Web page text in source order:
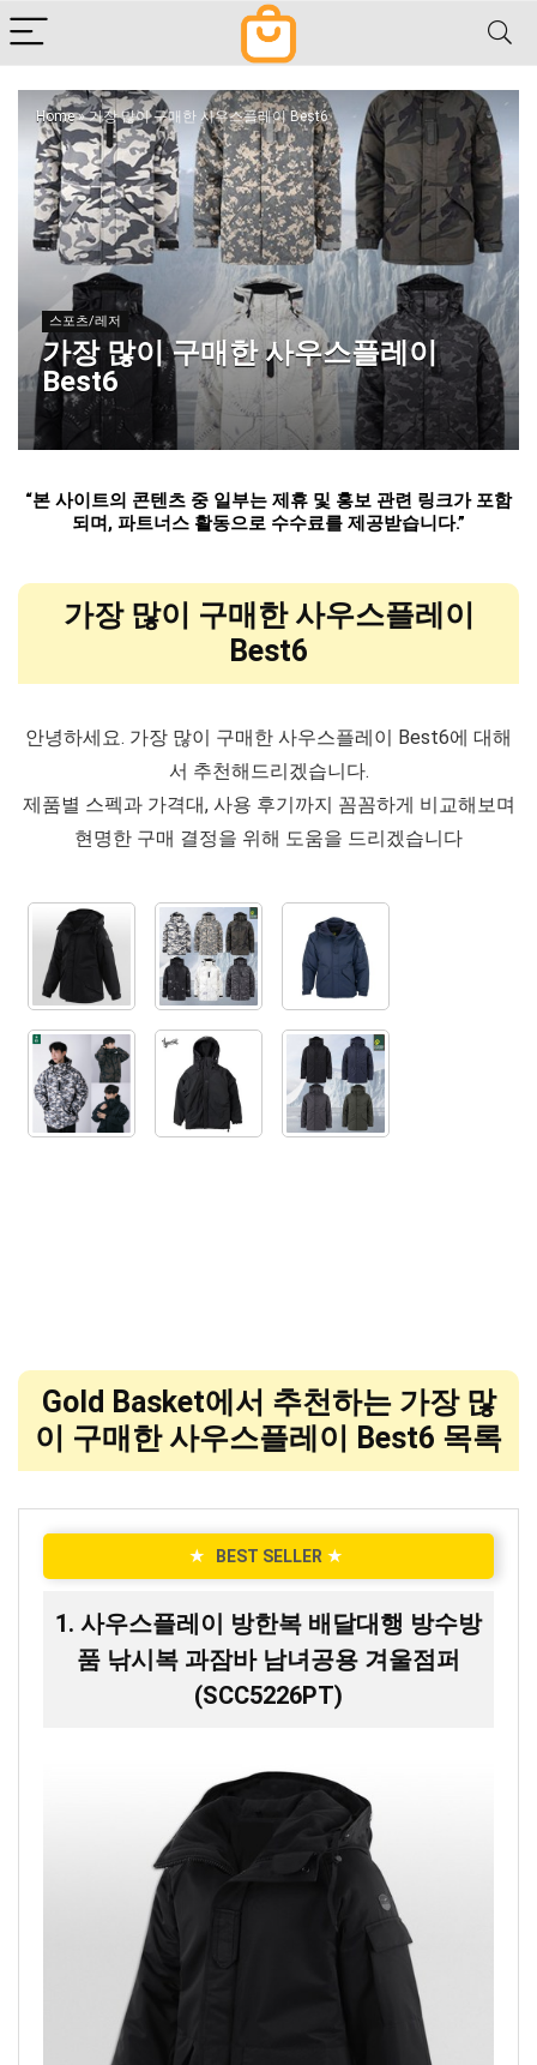
Home»가장 많이 구매한 사우스플레이 Best6
스포츠/레저
가장 많이 구매한 사우스플레이
Best6
“본 사이트의 콘텐츠 중 일부는 제휴 및 홍보 관련 링크가 포함
되며, 파트너스 활동으로 수수료를 제공받습니다.”
가장 많이 구매한 사우스플레이
Best6
안녕하세요. 가장 많이 구매한 사우스플레이 Best6에 대해
서 추천해드리겠습니다.
제품별 스펙과 가격대, 사용 후기까지 꼼꼼하게 비교해보며
현명한 구매 결정을 위해 도움을 드리겠습니다
Gold Basket에서 추천하는 가장 많
이 구매한 사우스플레이 Best6 목록
★ BEST SELLER ★
1. 사우스플레이 방한복 배달대행 방수방
품 낚시복 과잠바 남녀공용 겨울점퍼
(SCC5226PT)